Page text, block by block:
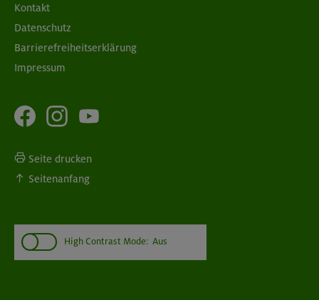
Kontakt
Datenschutz
Barrierefreiheitserklärung
Impressum
Seite drucken
Seitenanfang
High Contrast Mode: Aus